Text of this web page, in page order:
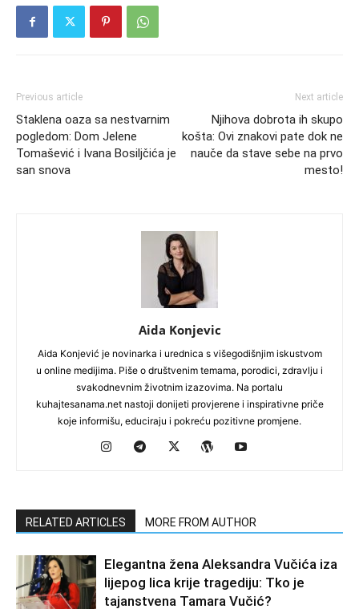
Previous article
Staklena oaza sa nestvarnim
pogledom: Dom Jelene
Tomašević i Ivana Bosiljčića je
san snova
Next article
Njihova dobrota ih skupo
košta: Ovi znakovi pate dok ne
nauče da stave sebe na prvo
mesto!
Aida Konjevic
Aida Konjević je novinarka i urednica s višegodišnjim iskustvom
u online medijima. Piše o društvenim temama, porodici, zdravlju i
svakodnevnim životnim izazovima. Na portalu
kuhajtesanama.net nastoji donijeti provjerene i inspirativne priče
koje informišu, educiraju i pokreću pozitivne promjene.
RELATED ARTICLES MORE FROM AUTHOR
Elegantna žena Aleksandra Vučića iza
lijepog lica krije tragediju: Tko je
tajanstvena Tamara Vučić?